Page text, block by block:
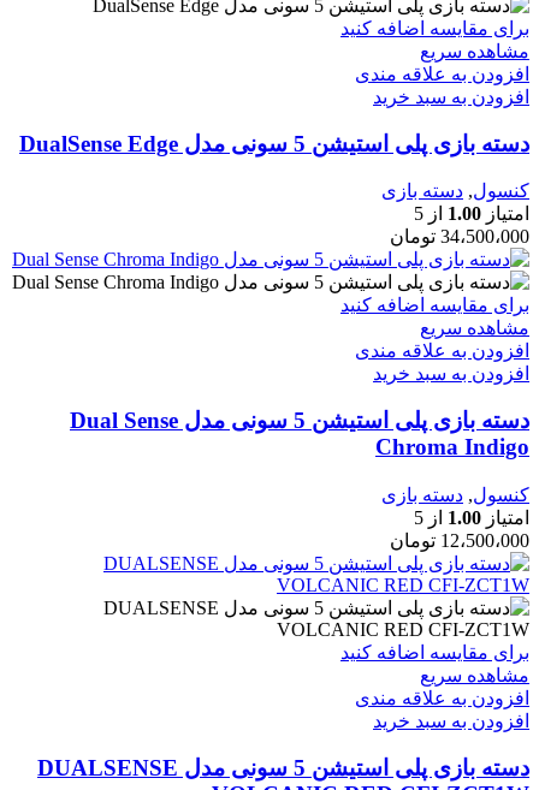
برای مقایسه اضافه کنید
مشاهده سریع
افزودن به علاقه مندی
افزودن به سبد خرید
دسته بازی پلی استیشن 5 سونی مدل DualSense Edge
کنسول, دسته بازی
امتیاز 1.00 از 5
34،500،000 تومان
برای مقایسه اضافه کنید
مشاهده سریع
افزودن به علاقه مندی
افزودن به سبد خرید
دسته بازی پلی استیشن 5 سونی مدل Dual Sense
Chroma Indigo
کنسول, دسته بازی
امتیاز 1.00 از 5
12،500،000 تومان
برای مقایسه اضافه کنید
مشاهده سریع
افزودن به علاقه مندی
افزودن به سبد خرید
دسته بازی پلی استیشن 5 سونی مدل DUALSENSE